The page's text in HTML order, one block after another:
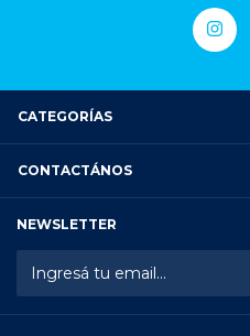
CATEGORÍAS
CONTACTÁNOS
NEWSLETTER